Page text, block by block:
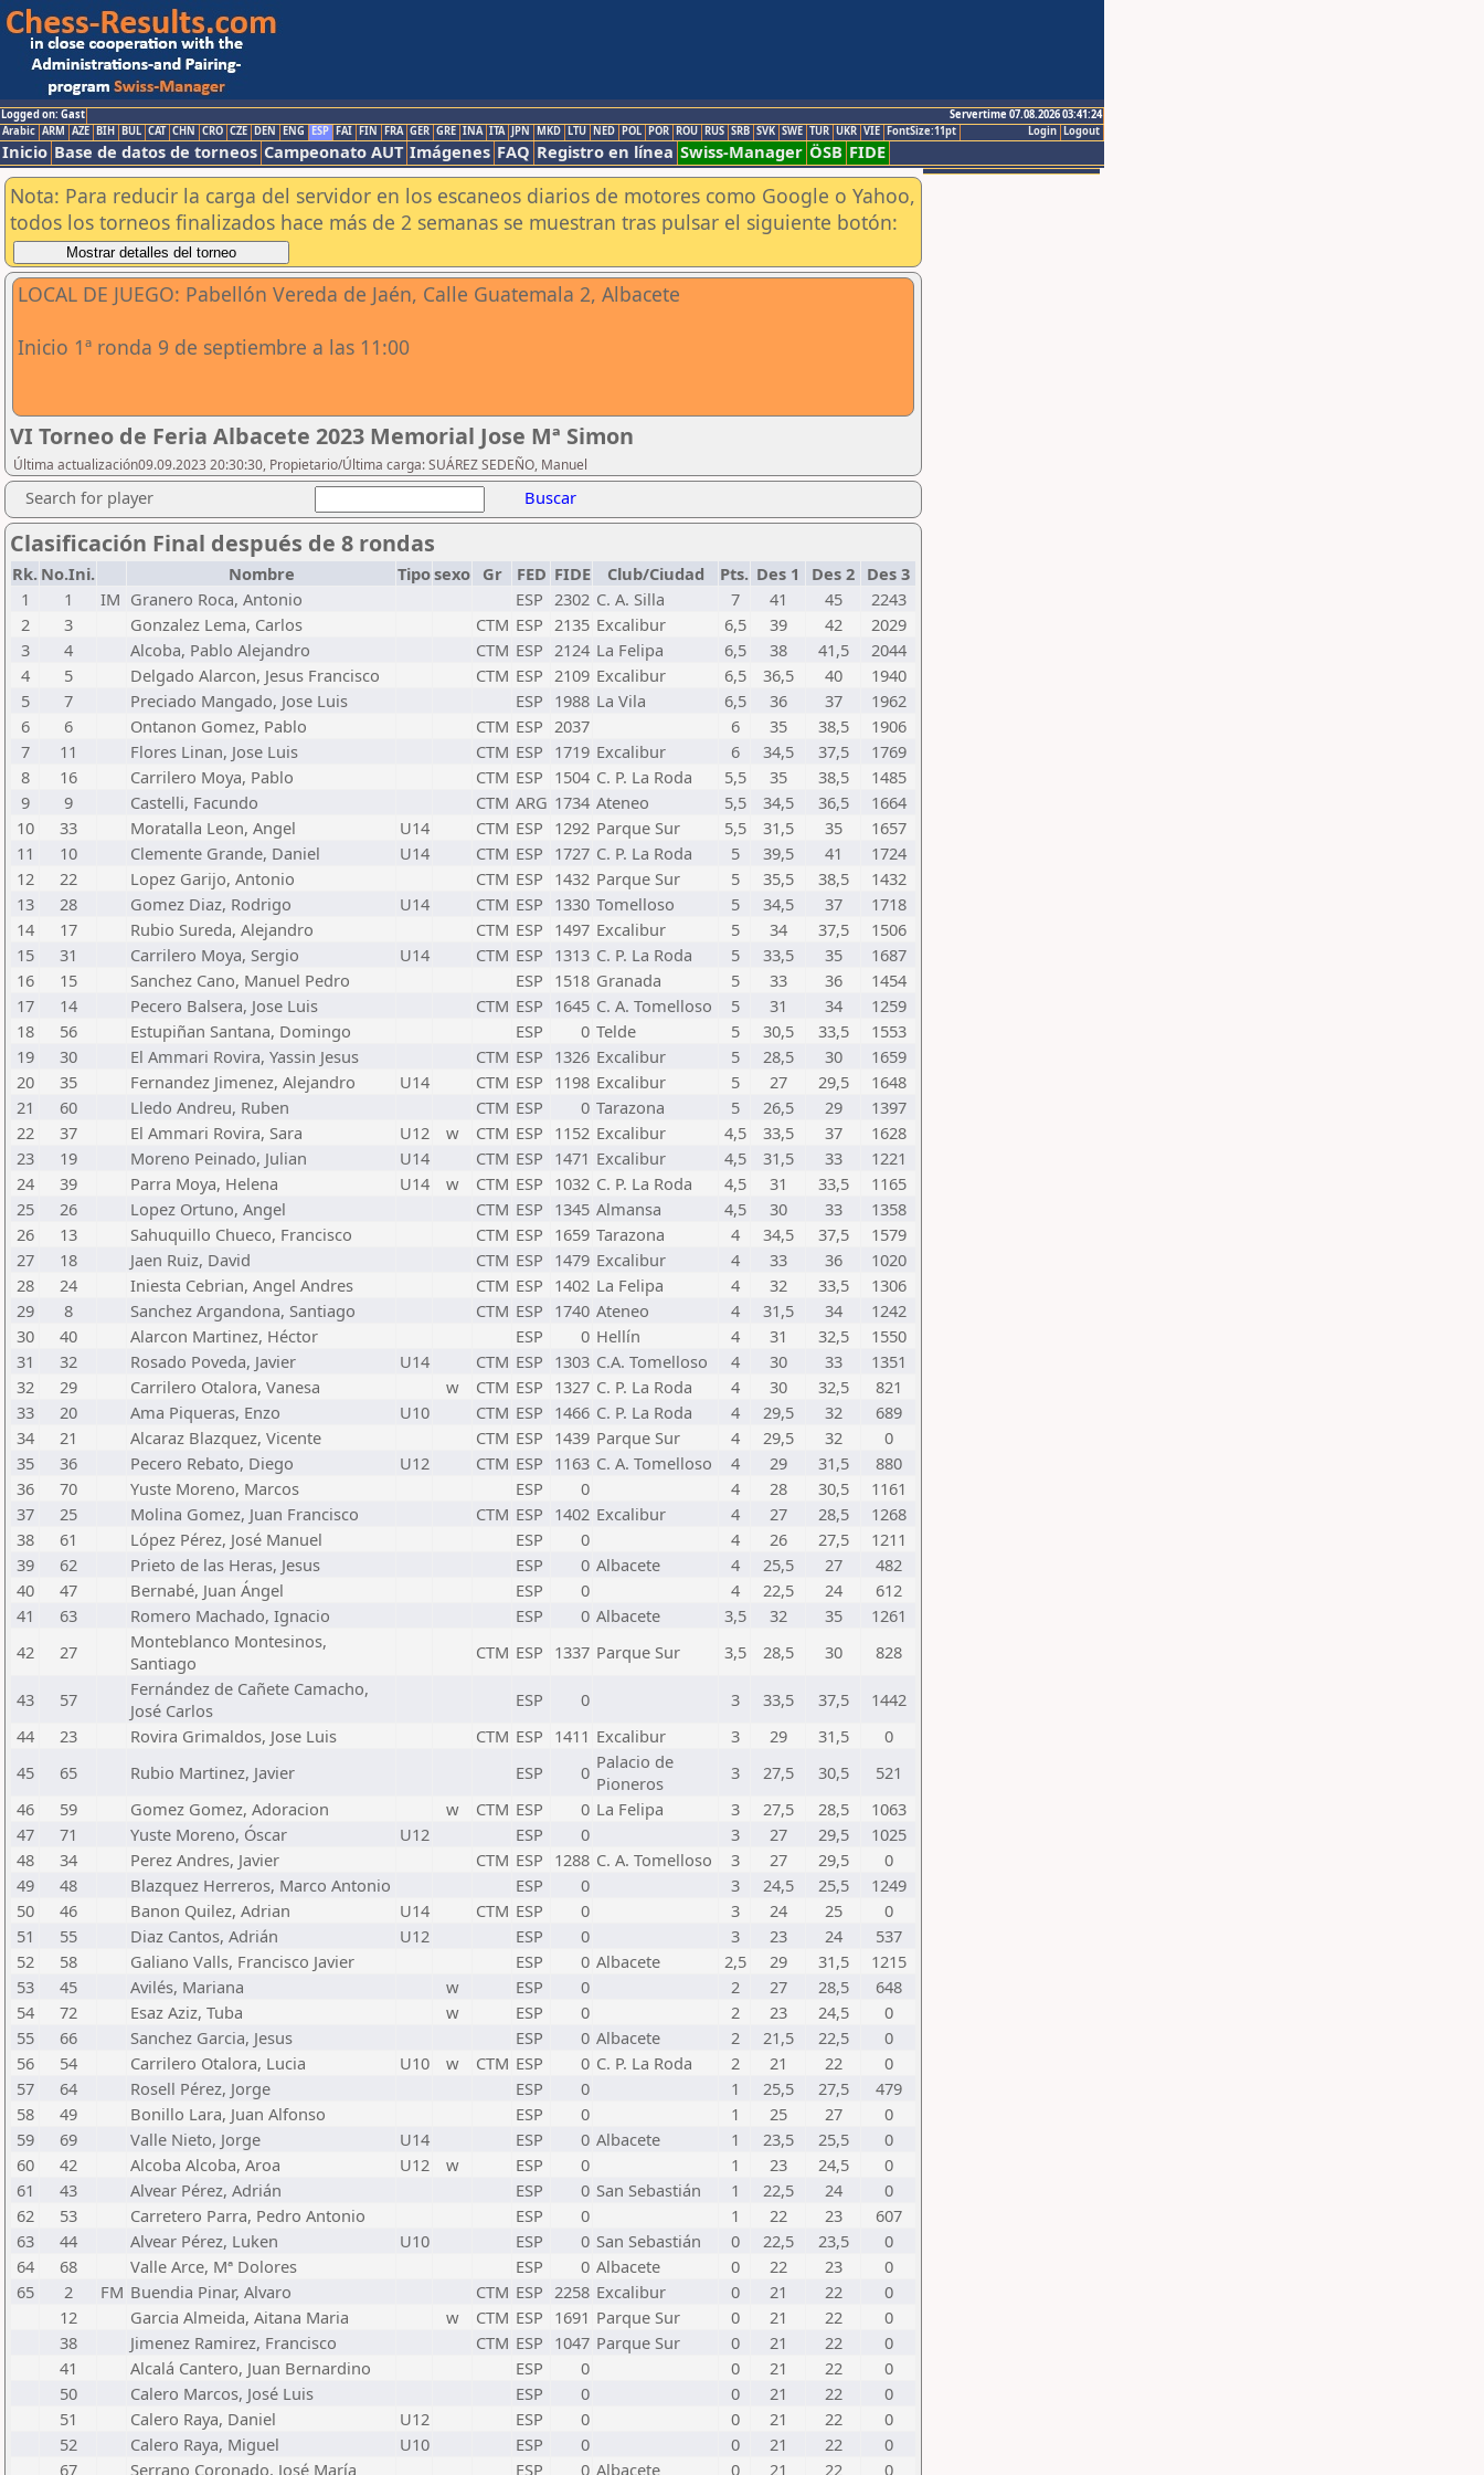
Logged on: Gast
Servertime 07.08.2026 03:41:24
Logout
Login
Arabic ARM AZE BIH BUL CAT CHN CRO CZE DEN ENG ESP FAI FIN FRA GER GRE INA ITA JPN MKD LTU NED POL POR ROU RUS SRB SVK SWE TUR UKR VIE FontSize:11pt
Inicio Base de datos de torneos Campeonato AUT Imágenes FAQ Registro en línea Swiss-Manager ÖSB FIDE
Nota: Para reducir la carga del servidor en los escaneos diarios de motores como Google o Yahoo,
todos los torneos finalizados hace más de 2 semanas se muestran tras pulsar el siguiente botón:
LOCAL DE JUEGO: Pabellón Vereda de Jaén, Calle Guatemala 2, Albacete
Inicio 1ª ronda 9 de septiembre a las 11:00
VI Torneo de Feria Albacete 2023 Memorial Jose Mª Simon
Última actualización09.09.2023 20:30:30, Propietario/Última carga: SUÁREZ SEDEÑO, Manuel
Search for player Buscar
Clasificación Final después de 8 rondas
Rk. No.Ini. Nombre Tiposexo Gr FED FIDE Club/Ciudad Pts. Des 1 Des 2 Des 3
1
1 IM Granero Roca, Antonio ESP 2302 C. A. Silla 7 41 45
2243
2
3 Gonzalez Lema, Carlos CTM ESP 2135 Excalibur 6,5 39 42
2029
3
4 Alcoba, Pablo Alejandro CTM ESP 2124 La Felipa 6,5 38 41,5
2044
4
5 Delgado Alarcon, Jesus Francisco CTM ESP 2109 Excalibur 6,5 36,5 40
1940
5
7 Preciado Mangado, Jose Luis ESP 1988 La Vila 6,5 36 37
1962
6
6 Ontanon Gomez, Pablo CTM ESP 2037 6 35 38,5
1906
7
11 Flores Linan, Jose Luis CTM ESP 1719 Excalibur 6 34,5 37,5
1769
8
16 Carrilero Moya, Pablo CTM ESP 1504 C. P. La Roda 5,5 35 38,5
1485
9
9 Castelli, Facundo CTM ARG 1734 Ateneo 5,5 34,5 36,5
1664
10
33 Moratalla Leon, Angel U14 CTM ESP 1292 Parque Sur 5,5 31,5 35
1657
11
10 Clemente Grande, Daniel U14 CTM ESP 1727 C. P. La Roda 5 39,5 41
1724
12
22 Lopez Garijo, Antonio CTM ESP 1432 Parque Sur 5 35,5 38,5
1432
13
28 Gomez Diaz, Rodrigo U14 CTM ESP 1330 Tomelloso 5 34,5 37
1718
14
17 Rubio Sureda, Alejandro CTM ESP 1497 Excalibur 5 34 37,5
1506
15
31 Carrilero Moya, Sergio U14 CTM ESP 1313 C. P. La Roda 5 33,5 35
1687
16
15 Sanchez Cano, Manuel Pedro ESP 1518 Granada 5 33 36
1454
17
14 Pecero Balsera, Jose Luis CTM ESP 1645 C. A. Tomelloso 5 31 34
1259
18
56 Estupiñan Santana, Domingo ESP 0 Telde 5 30,5 33,5
1553
19
30 El Ammari Rovira, Yassin Jesus CTM ESP 1326 Excalibur 5 28,5 30
1659
20
35 Fernandez Jimenez, Alejandro U14 CTM ESP 1198 Excalibur 5 27 29,5
1648
21
60 Lledo Andreu, Ruben CTM ESP 0 Tarazona 5 26,5 29
1397
22
37 El Ammari Rovira, Sara U12 w CTM ESP 1152 Excalibur 4,5 33,5 37
1628
23
19 Moreno Peinado, Julian U14 CTM ESP 1471 Excalibur 4,5 31,5 33
1221
24
39 Parra Moya, Helena U14 w CTM ESP 1032 C. P. La Roda 4,5 31 33,5
1165
25
26 Lopez Ortuno, Angel CTM ESP 1345 Almansa 4,5 30 33
1358
26
13 Sahuquillo Chueco, Francisco CTM ESP 1659 Tarazona 4 34,5 37,5
1579
27
18 Jaen Ruiz, David CTM ESP 1479 Excalibur 4 33 36
1020
28
24 Iniesta Cebrian, Angel Andres CTM ESP 1402 La Felipa 4 32 33,5
1306
29
8 Sanchez Argandona, Santiago CTM ESP 1740 Ateneo 4 31,5 34
1242
30
40 Alarcon Martinez, Héctor ESP 0 Hellín 4 31 32,5
1550
31
32 Rosado Poveda, Javier U14 CTM ESP 1303 C.A. Tomelloso 4 30 33
1351
32
29 Carrilero Otalora, Vanesa w CTM ESP 1327 C. P. La Roda 4 30 32,5
821
33
20 Ama Piqueras, Enzo U10 CTM ESP 1466 C. P. La Roda 4 29,5 32
689
34
21 Alcaraz Blazquez, Vicente CTM ESP 1439 Parque Sur 4 29,5 32
0
35
36 Pecero Rebato, Diego U12 CTM ESP 1163 C. A. Tomelloso 4 29 31,5
880
36
70 Yuste Moreno, Marcos ESP 0 4 28 30,5
1161
37
25 Molina Gomez, Juan Francisco CTM ESP 1402 Excalibur 4 27 28,5
1268
38
61 López Pérez, José Manuel ESP 0 4 26 27,5
1211
39
62 Prieto de las Heras, Jesus ESP 0 Albacete 4 25,5 27
482
40
47 Bernabé, Juan Ángel ESP 0 4 22,5 24
612
41
63 Romero Machado, Ignacio ESP 0 Albacete 3,5 32 35
1261
42
27
Monteblanco Montesinos,
Santiago
CTM ESP 1337 Parque Sur 3,5 28,5 30 828
43 57
Fernández de Cañete Camacho,
José Carlos
ESP 0 3 33,5 37,5
1442
44
23 Rovira Grimaldos, Jose Luis CTM ESP 1411 Excalibur 3 29 31,5
0
45
65 Rubio Martinez, Javier ESP 0 Palacio de
Pioneros
3 27,5 30,5
521
46
59 Gomez Gomez, Adoracion w CTM ESP 0 La Felipa 3 27,5 28,5
1063
47
71 Yuste Moreno, Óscar U12 ESP 0 3 27 29,5
1025
48
34 Perez Andres, Javier CTM ESP 1288 C. A. Tomelloso 3 27 29,5
0
49
48 Blazquez Herreros, Marco Antonio ESP 0 3 24,5 25,5
1249
50
46 Banon Quilez, Adrian U14 CTM ESP 0 3 24 25
0
51
55 Diaz Cantos, Adrián U12 ESP 0 3 23 24
537
52
58 Galiano Valls, Francisco Javier ESP 0 Albacete 2,5 29 31,5
1215
53
45 Avilés, Mariana w ESP 0 2 27 28,5
648
54
72 Esaz Aziz, Tuba w ESP 0 2 23 24,5
0
55
66 Sanchez Garcia, Jesus ESP 0 Albacete 2 21,5 22,5
0
56
54 Carrilero Otalora, Lucia U10 w CTM ESP 0 C. P. La Roda 2 21 22
0
57
64 Rosell Pérez, Jorge ESP 0 1 25,5 27,5
479
58
49 Bonillo Lara, Juan Alfonso ESP 0 1 25 27
0
59
69 Valle Nieto, Jorge U14 ESP 0 Albacete 1 23,5 25,5
0
60
42 Alcoba Alcoba, Aroa U12 w ESP 0 1 23 24,5
0
61
43 Alvear Pérez, Adrián ESP 0 San Sebastián 1 22,5 24
0
62
53 Carretero Parra, Pedro Antonio ESP 0 1 22 23
607
63
44 Alvear Pérez, Luken U10 ESP 0 San Sebastián 0 22,5 23,5
0
64
68 Valle Arce, Mª Dolores ESP 0 Albacete 0 22 23
0
65
2 FM Buendia Pinar, Alvaro CTM ESP 2258 Excalibur 0 21 22
0
12
Garcia Almeida, Aitana Maria w CTM ESP 1691 Parque Sur 0 21 22
0
38
Jimenez Ramirez, Francisco CTM ESP 1047 Parque Sur 0 21 22
0
41
Alcalá Cantero, Juan Bernardino ESP 0 0 21 22
0
50
Calero Marcos, José Luis ESP 0 0 21 22
0
51
Calero Raya, Daniel U12 ESP 0 0 21 22
0
52
Calero Raya, Miguel U10 ESP 0 0 21 22
0
67
Serrano Coronado, José María ESP 0 Albacete 0 21 22 0